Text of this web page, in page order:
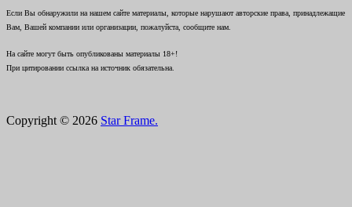
Если Вы обнаружили на нашем сайте материалы, которые нарушают авторские права, принадлежащие
Вам, Вашей компании или организации, пожалуйста, сообщите нам.
На сайте могут быть опубликованы материалы 18+!
При цитировании ссылка на источник обязательна.
Copyright © 2026 Star Frame.